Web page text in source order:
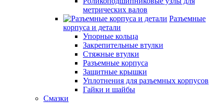
метрических валов
Разъемные
корпуса и детали
Упорные кольца
Закрепительные втулки
Стяжные втулки
Разъемные корпуса
Защитные крышки
Уплотнения для разъемных корпусов
Гайки и шайбы
Смазки